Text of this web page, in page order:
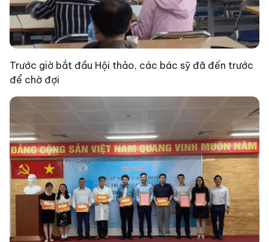
Trước giờ bắt đầu Hội thảo, các bác sỹ đã đến trước
để chờ đợi